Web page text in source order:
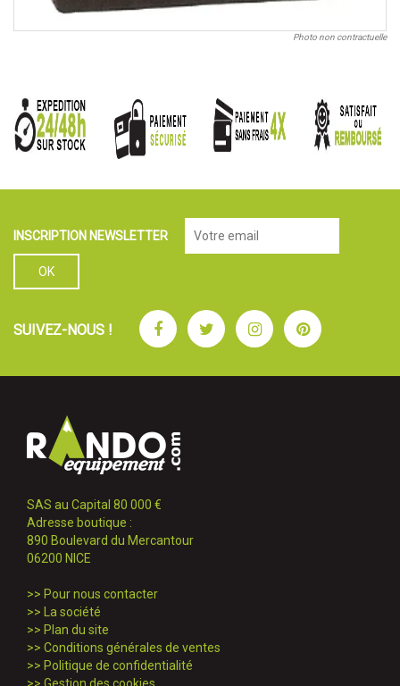
Photo non contractuelle
INSCRIPTION NEWSLETTER
SUIVEZ-NOUS ! FacebookTwitterInstagramPinterest
SAS au Capital 80 000 €
Adresse boutique :
890 Boulevard du Mercantour
06200 NICE
>> Pour nous contacter
>>
La société
>> Plan du site
>> Conditions générales de ventes
>> Politique de confidentialité
>> Gestion des cookies